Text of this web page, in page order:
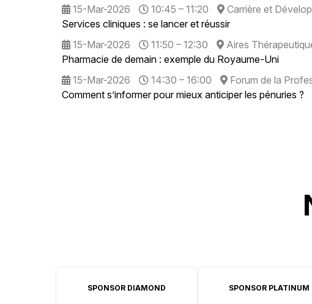
15-Mar-2026
10:45 – 11:20
Carrière et
Services cliniques : se lancer et réussir
15-Mar-2026
11:50 – 12:30
Aires
Pharmacie de demain : exemple du Royaume-Uni
15-Mar-2026
14:30 – 16:00
Forum de la
Comment s’informer pour mieux anticiper les pénuries ?
SPONSOR DIAMOND SPONSOR PLATINUM